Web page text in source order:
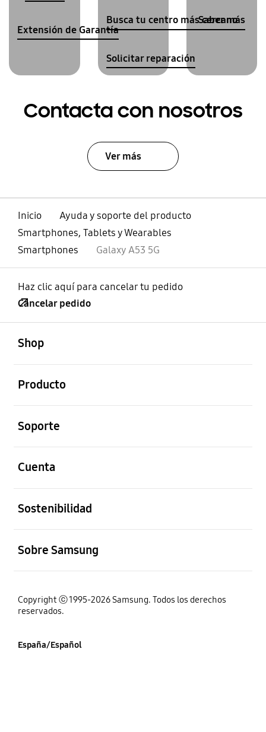
Extensión de Garantía
Busca tu centro más cercano
Solicitar reparación
Saber más
Contacta con nosotros
Ver más
Inicio
Ayuda y soporte del producto
Smartphones, Tablets y Wearables
Smartphones
Galaxy A53 5G
Haz clic aquí para cancelar tu pedido
Cancelar pedido
Shop
Producto
Soporte
Cuenta
Sostenibilidad
Sobre Samsung
Copyright ⓒ 1995-2026 Samsung. Todos los derechos
reservados.
España/Español